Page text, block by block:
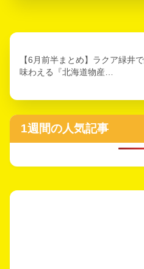
【6月前半まとめ】ラクア緑井
味わえる『北海道物産…
1週間の人気記事